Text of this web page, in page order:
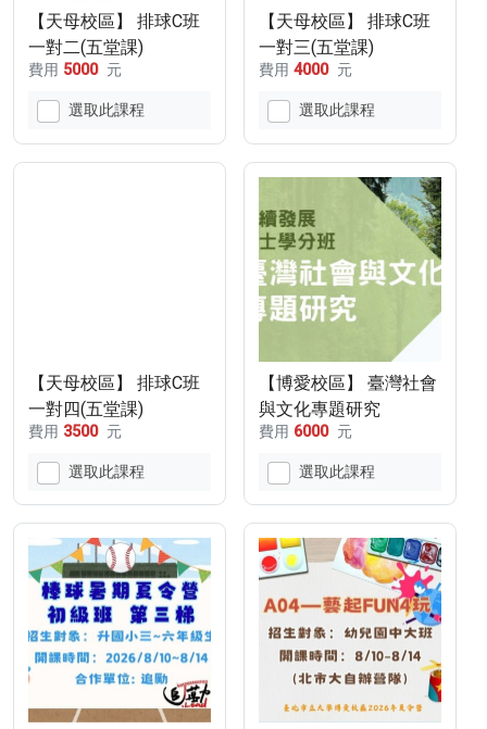
【天母校區】 排球C班
一對二(五堂課)
費用 5000 元
選取此課程
【天母校區】 排球C班
一對三(五堂課)
費用 4000 元
選取此課程
【天母校區】 排球C班
一對四(五堂課)
費用 3500 元
選取此課程
【博愛校區】 臺灣社會
與文化專題研究
費用 6000 元
選取此課程